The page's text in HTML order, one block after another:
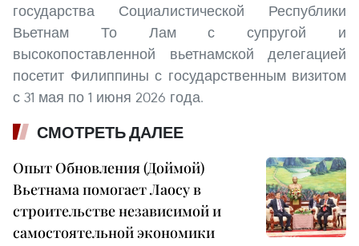
государства Социалистической Республики
Вьетнам То Лам с супругой и
высокопоставленной вьетнамской делегацией
посетит Филиппины с государственным визитом
с 31 мая по 1 июня 2026 года.
СМОТРЕТЬ ДАЛЕЕ
Опыт Обновления (Доймой)
Вьетнама помогает Лаосу в
строительстве независимой и
самостоятельной экономики